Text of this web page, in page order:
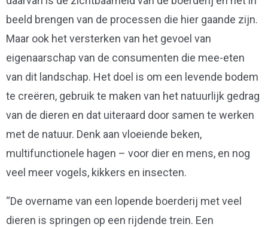
beeld brengen van de processen die hier gaande zijn.
Maar ook het versterken van het gevoel van
eigenaarschap van de consumenten die mee-eten
van dit landschap. Het doel is om een levende bodem
te creëren, gebruik te maken van het natuurlijk gedrag
van de dieren en dat uiteraard door samen te werken
met de natuur. Denk aan vloeiende beken,
multifunctionele hagen – voor dier en mens, en nog
veel meer vogels, kikkers en insecten.
“De overname van een lopende boerderij met veel
dieren is springen op een rijdende trein. Een